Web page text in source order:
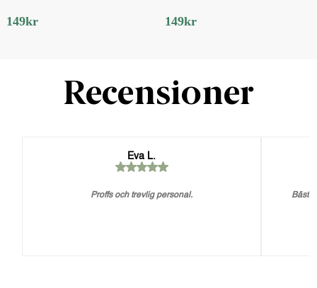
149kr 149kr
Recensioner
Eva L.
Proffs och trevlig personal. Bästa